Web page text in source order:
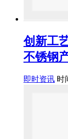
创新工
不锈钢
即时资讯 时